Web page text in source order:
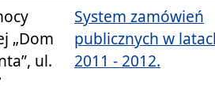
„Dom
ul.
System zamówień
publicznych w
2011 - 2012.